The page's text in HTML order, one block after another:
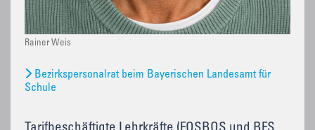
Rainer Weis
Bezirkspersonalrat beim Bayerischen Landesamt für
Schule